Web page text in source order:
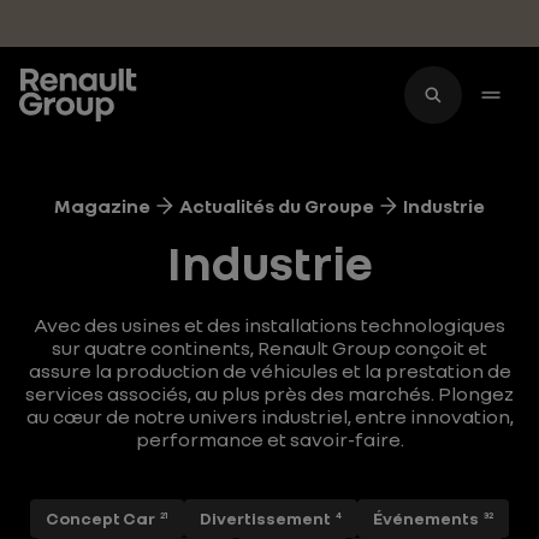
Magazine Actualités du Groupe Industrie
Industrie
Avec des usines et des installations technologiques
sur quatre continents, Renault Group conçoit et
assure la production de véhicules et la prestation de
services associés, au plus près des marchés. Plongez
au cœur de notre univers industriel, entre innovation,
performance et savoir-faire.
Concept Car 21 Divertissement 4 Événements 32